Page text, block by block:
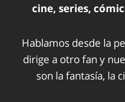
cine, series,
Hablamos desde la
dirige a otro fan y
son la fantasía, la